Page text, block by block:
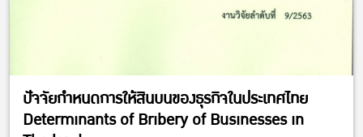
ปัจจัยกำหนดการให้สินบนของธุรกิจในประเทศไทย
Determinants of Bribery of Businesses in